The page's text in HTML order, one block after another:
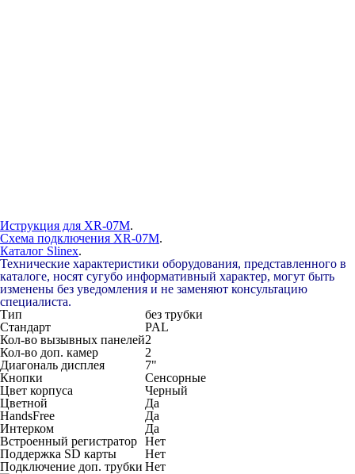
Иструкция для XR-07M.
Схема подключения XR-07M.
Каталог Slinex.
Технические характеристики оборудования, представленного в
каталоге, носят сугубо информативный характер, могут быть
изменены без уведомления и не заменяют консультацию
специалиста.
Тип
без трубки
Стандарт
PAL
Кол-во вызывных панелей2
Кол-во доп. камер
2
Диагональ дисплея
7"
Кнопки
Сенсорные
Цвет корпуса
Черный
Цветной
Да
HandsFree
Да
Интерком
Да
Встроенный регистратор Нет
Поддержка SD карты
Нет
Подключение доп. трубки Нет